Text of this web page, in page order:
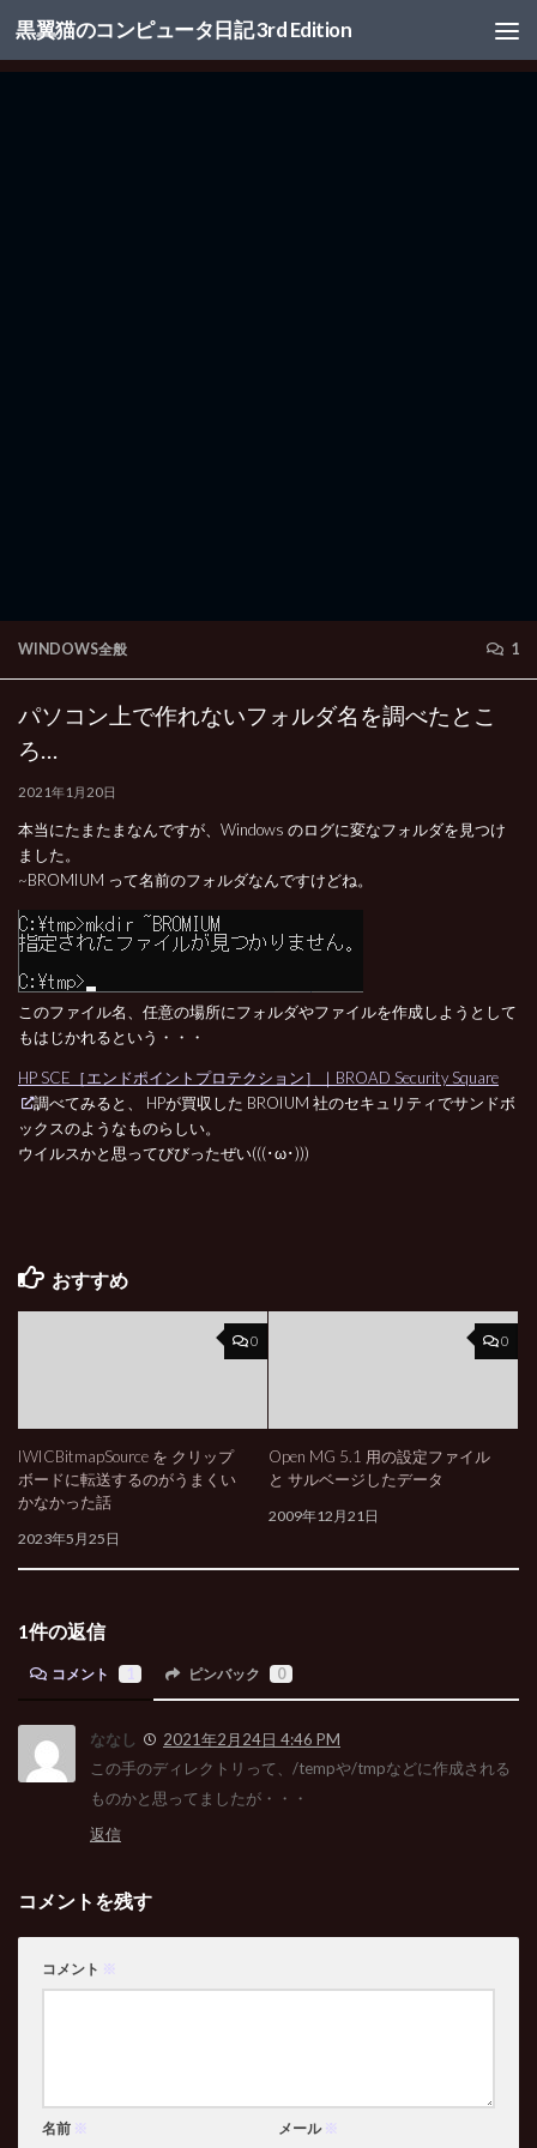
コンテンツへスキップ
黒翼猫のコンピュータ日記 3rd Edition
WINDOWS全般 1
パソコン上で作れないフォルダ名を調べたとこ
ろ…
2021年1月20日
本当にたまたまなんですが、Windows のログに変なフォルダを見つけ
ました。
~BROMIUM って名前のフォルダなんですけどね。
このファイル名、任意の場所にフォルダやファイルを作成しようとして
もはじかれるという・・・
HP SCE［エンドポイントプロテクション］｜BROAD Security Square
調べてみると、 HPが買収した BROIUM 社のセキュリティでサンドボ
ックスのようなものらしい。
ウイルスかと思ってびびったぜい(((･ω･)))
おすすめ
0
IWICBitmapSource を クリップ
ボードに転送するのがうまくい
かなかった話
2023年5月25日
0
Open MG 5.1 用の設定ファイル
と サルベージしたデータ
2009年12月21日
1件の返信
コメント ピンバック 0
ななし
2021年2月24日 4:46 PM
この手のディレクトリって、/tempや/tmpなどに作成される
ものかと思ってましたが・・・
返信
コメントを残す
コメント ※
名前 ※ メール ※